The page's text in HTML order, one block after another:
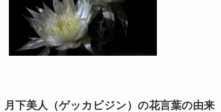
月下美人（ゲッカビジン）の花言葉の由来